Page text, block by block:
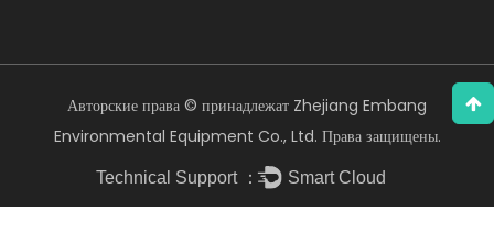
Авторские права © принадлежат Zhejiang Embang
Environmental Equipment Co., Ltd. Права защищены.
Technical Support ： Smart Cloud